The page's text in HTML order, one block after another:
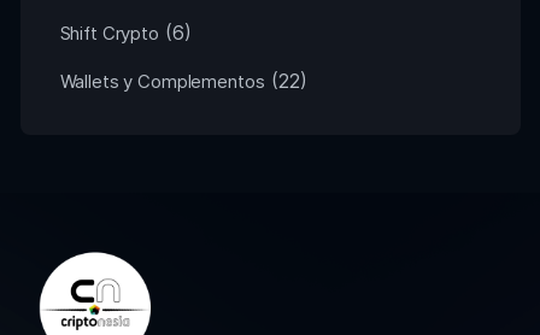
Shift Crypto (6)
Wallets y Complementos (22)